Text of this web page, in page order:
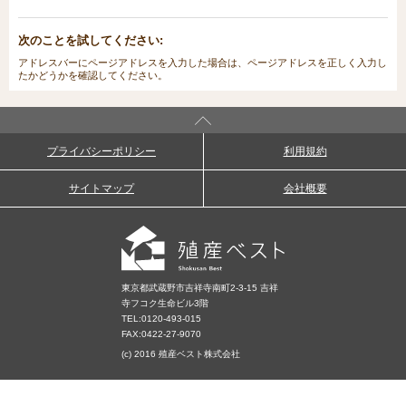
次のことを試してください:
アドレスバーにページアドレスを入力した場合は、ページアドレスを正しく入力し
たかどうかを確認してください。
プライバシーポリシー 利用規約
サイトマップ 会社概要
東京都武蔵野市吉祥寺南町2-3-15 吉祥
寺フコク生命ビル3階
TEL:0120-493-015
FAX:0422-27-9070
(c) 2016 殖産ベスト株式会社